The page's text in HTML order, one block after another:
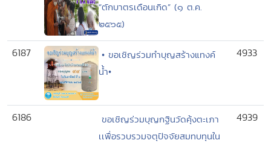
“ตักบาตรเดือนเกิด” (๑ ต.ค.
๒๕๖๕)
6187
• ขอเชิญร่วมทำบุญสร้างแทงค์
น้ำ•
4933
6186
ขอเชิญร่วมบุญกฐินวัดคุ้งตะเภา
เเพื่อรวบรวมจตุปัจจัยสมทบทุนใน
4939